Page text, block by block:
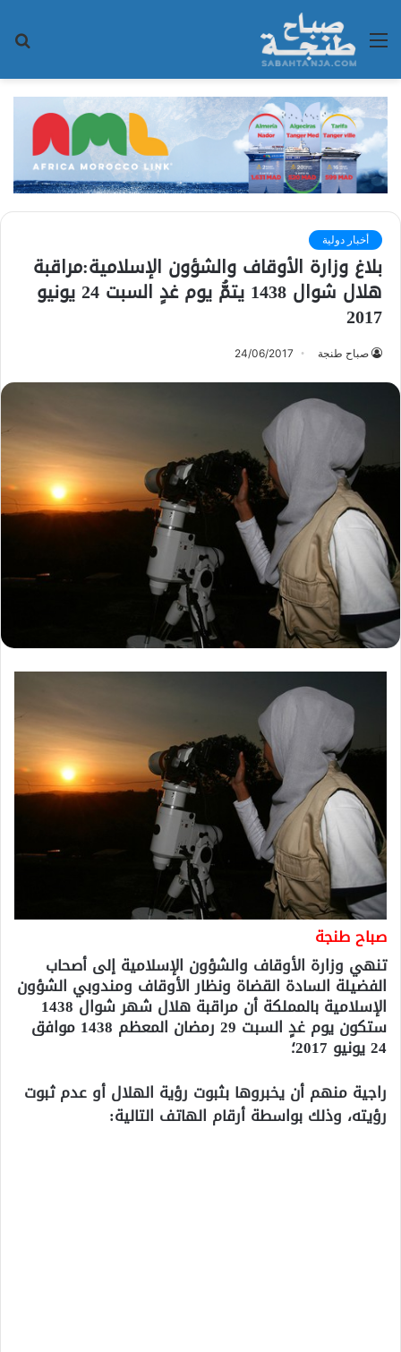
القائمة
أخبار دولية
بلاغ وزارة الأوقاف والشؤون الإسلامية:مراقبة
هلال شوال 1438 يتمُّ يوم غدٍ السبت 24 يونيو
2017
صباح طنجة 24/06/2017
صباح طنجة
تنهي وزارة الأوقاف والشؤون الإسلامية إلى أصحاب
الفضيلة السادة القضاة ونظار الأوقاف ومندوبي الشؤون
الإسلامية بالمملكة أن مراقبة هلال شهر شوال 1438
ستكون يوم غدٍ السبت 29 رمضان المعظم 1438 موافق
24 يونيو 2017؛
راجية منهم أن يخبروها بثبوت رؤية الهلال أو عدم ثبوت
رؤيته، وذلك بواسطة أرقام الهاتف التالية: